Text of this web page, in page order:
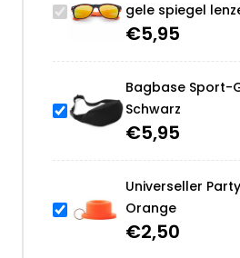
gele spiegel
€5,95
Bagbase Sport-
Schwarz
€5,95
Universeller
Orange
€2,50